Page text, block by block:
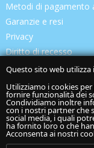
Metodi di pagamento
Garanzie e resi
Privacy
Diritto di recesso
Codice
Questo sito web utilizza
Utilizziamo i cookies
fornire funzionalità dei
Condividiamo inoltre
con i nostri partner che
social media, i quali
ha fornito loro o che
Acconsenta ai nostri